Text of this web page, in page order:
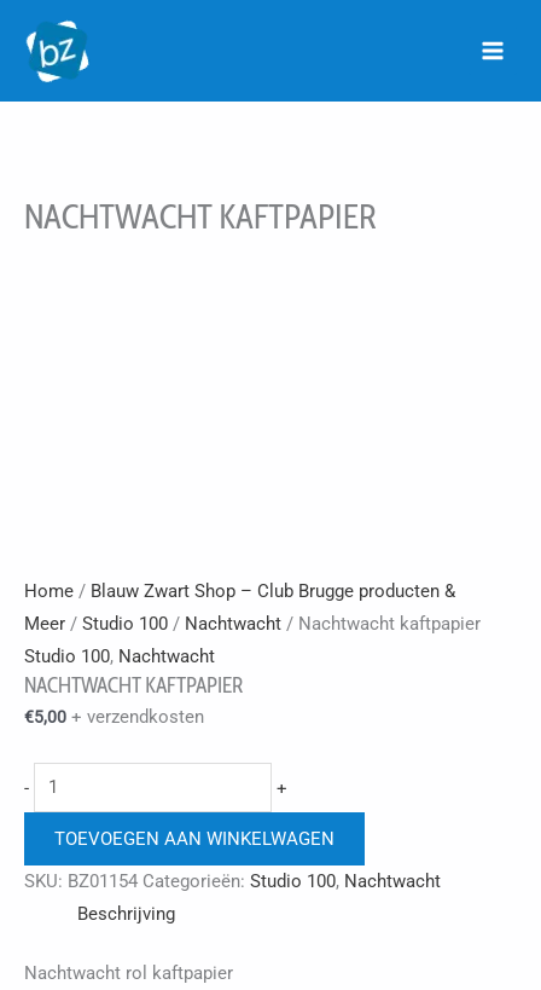
naar
NACHTWACHT KAFTPAPIER
Home / Blauw Zwart Shop – Club Brugge producten &
Meer / Studio 100 / Nachtwacht / Nachtwacht kaftpapier
Studio 100, Nachtwacht
NACHTWACHT KAFTPAPIER
€5,00 + verzendkosten
-
Nachtwacht
kaftpapier
aantal
+
TOEVOEGEN AAN WINKELWAGEN
SKU: BZ01154 Categorieën: Studio 100, Nachtwacht
Beschrijving
Nachtwacht rol kaftpapier